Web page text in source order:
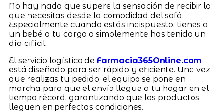
No hay nada que supere la sensación de recibir lo
que necesitas desde la comodidad del sofá.
Especialmente cuando estás indispuesto, tienes a
un bebé a tu cargo o simplemente has tenido un
día difícil.
El servicio logístico de Farmacia365Online.com
está diseñado para ser rápido y eficiente. Una vez
que realizas tu pedido, el equipo se pone en
marcha para que el envío llegue a tu hogar en el
tiempo récord, garantizando que los productos
lleguen en perfectas condiciones.